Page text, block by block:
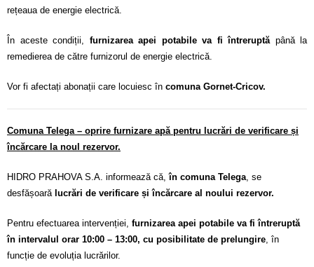
rețeaua de energie electrică.
În aceste condiții, furnizarea apei potabile va fi întreruptă până la
remedierea de către furnizorul de energie electrică.
Vor fi afectați abonații care locuiesc în comuna Gornet-Cricov.
Comuna Telega – oprire furnizare apă pentru lucrări de verificare și
încărcare la noul rezervor.
HIDRO PRAHOVA S.A. informează că,în comuna Telega, se
desfășoară lucrări de verificare și încărcare al noului rezervor.
Pentru efectuarea intervenției, furnizarea apei potabile va fi întreruptă
în intervalul orar 10:00 – 13:00, cu posibilitate de prelungire, în
funcție de evoluția lucrărilor.